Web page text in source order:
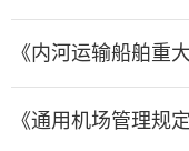
《内河运输船舶重
《通用机场管理规